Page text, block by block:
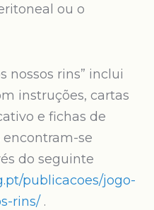
ou o
nossos rins” inclui
instruções, cartas
e fichas de
se
do seguinte
publicacoes/jogo-
rins/ .